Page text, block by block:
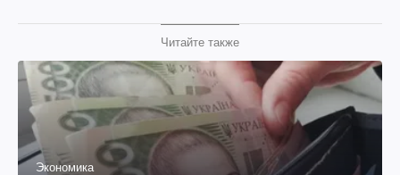
Читайте также
Экономика